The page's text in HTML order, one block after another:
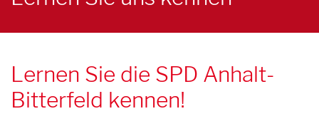
Lernen Sie die SPD Anhalt-
Bitterfeld kennen!